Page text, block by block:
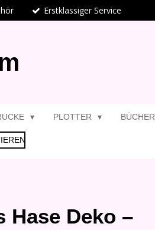
Erstklassiger Service
PLOTTER BÜCHER
Hase Deko –